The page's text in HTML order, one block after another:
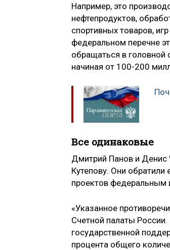
Например, это
нефтепродуктов,
спортивных товаров,
федеральном перечне
обращаться в головной
начиная от 100-200
Все одинаковые
Дмитрий Панов и Денис
Кутепову. Они
проектов федеральным
«Указанное
Счетной палаты России.
государственной
процента общего